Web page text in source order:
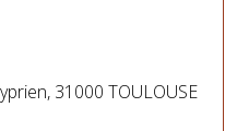
31000 TOULOUSE